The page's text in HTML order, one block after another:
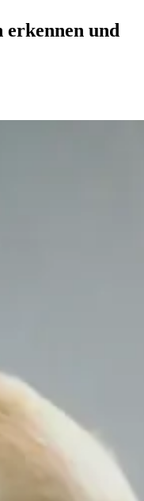
und